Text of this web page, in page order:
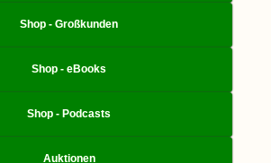
Shop - Großkunden
Shop - eBooks
Shop - Podcasts
Auktionen